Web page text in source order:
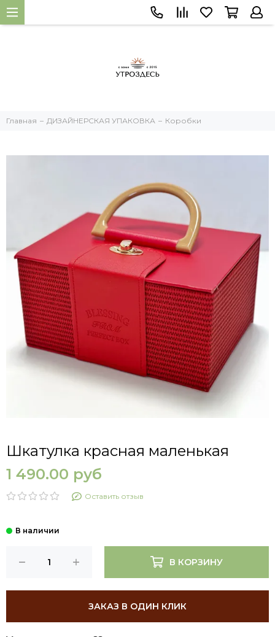
Главная ДИЗАЙНЕРСКАЯ УПАКОВКА Коробки
Шкатулка красная маленькая
1 490.00 руб
Оставить отзыв
В КОРЗИНУ
ЗАКАЗ В ОДИН КЛИК